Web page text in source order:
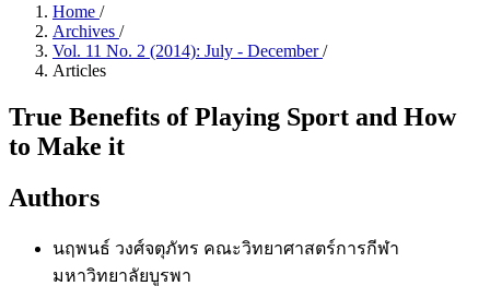
Home /
Archives /
Vol. 11 No. 2 (2014): July - December/
Articles
True Benefits of Playing Sport and How
to Make it
Authors
นฤพนธ์ วงศ์จตุภัทร คณะวิทยาศาสตร์การกีฬา
มหาวิทยาลัยบูรพา